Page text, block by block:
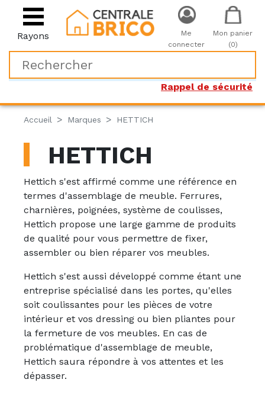
Rayons
Rappel de sécurité
Me
connecter
Mon panier
(0)
Accueil Marques HETTICH
HETTICH
Hettich s'est affirmé comme une référence en
termes d'assemblage de meuble. Ferrures,
charnières, poignées, système de coulisses,
Hettich propose une large gamme de produits
de qualité pour vous permettre de fixer,
assembler ou bien réparer vos meubles.
Hettich s'est aussi développé comme étant une
entreprise spécialisé dans les portes, qu'elles
soit coulissantes pour les pièces de votre
intérieur et vos dressing ou bien pliantes pour
la fermeture de vos meubles. En cas de
problématique d'assemblage de meuble,
Hettich saura répondre à vos attentes et les
dépasser.